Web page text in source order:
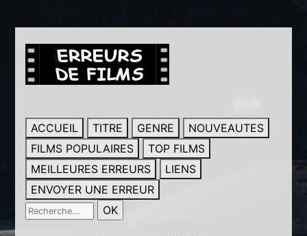
ACCUEIL TITRE GENRE
NOUVEAUTES
FILMS POPULAIRES
TOP FILMS
MEILLEURES ERREURS
LIENS
ENVOYER UNE ERREUR